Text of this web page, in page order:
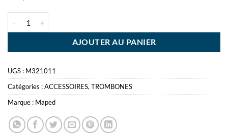
AJOUTER AU PANIER
UGS : M321011
Catégories :ACCESSOIRES, TROMBONES
Marque : Maped